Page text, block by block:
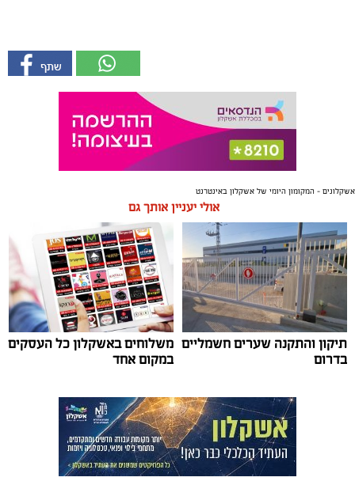
אשקלונים - המקומון היומי של אשקלון באינטרנט
אולי יעניין אותך גם
תיקון והתקנה שערים חשמליים
בדרום
משלוחים באשקלון כל העסקים
במקום אחד